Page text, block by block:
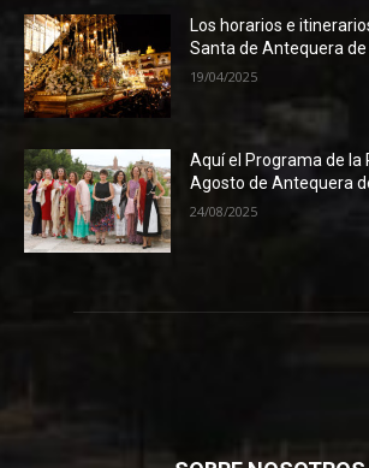
Los horarios e
Santa de Antequera de
19/04/2025
Aquí el Programa de la
Agosto de Antequera
24/08/2025